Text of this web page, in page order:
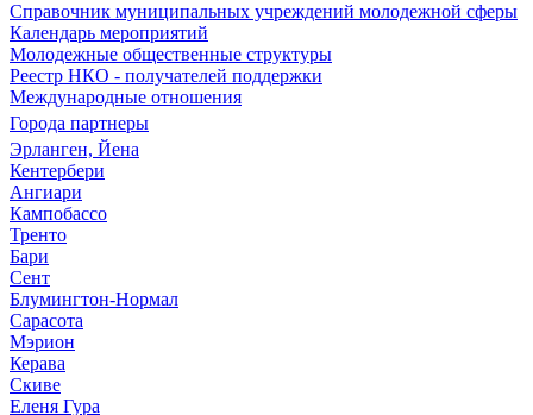
Справочник муниципальных учреждений молодежной сферы
Календарь мероприятий
Молодежные общественные структуры
Реестр НКО - получателей поддержки
Международные отношения
Города партнеры
Эрланген, Йена
Кентербери
Ангиари
Кампобассо
Тренто
Бари
Сент
Блумингтон-Нормал
Сарасота
Мэрион
Керава
Скиве
Еленя Гура